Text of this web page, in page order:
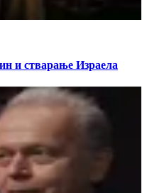
и стварање Израела